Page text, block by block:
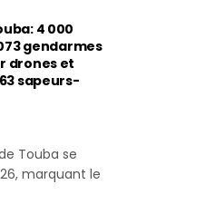
4 000
gendarmes
drones et
sapeurs-
Touba se
marquant le